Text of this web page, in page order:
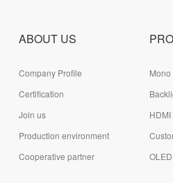
ABOUT US
Company Profile
Certification
Join us
Production environment
Cooperative partner
series
OLED